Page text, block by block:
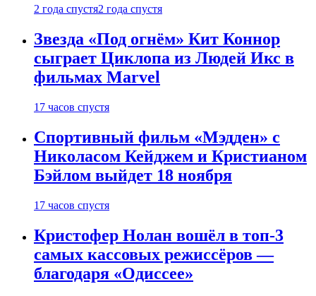
2 года спустя2 года спустя
Звезда «Под огнём» Кит Коннор
сыграет Циклопа из Людей Икс в
фильмах Marvel
17 часов спустя
Спортивный фильм «Мэдден» с
Николасом Кейджем и Кристианом
Бэйлом выйдет 18 ноября
17 часов спустя
Кристофер Нолан вошёл в топ-3
самых кассовых режиссёров —
благодаря «Одиссее»